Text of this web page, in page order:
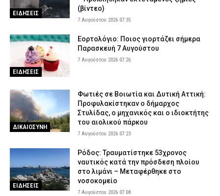
Τμήμα πριν δηλωθεί αγνοούμενη (εικόνα)
ΑΣΤΥΝΟΜΙΑ 6 Αυγούστου 2026 18:15
ΕΙΔΗΣΕΙΣ
(βίντεο)
7 Αυγούστου 2026 07:35
ΕΙΔΗΣΕΙΣ
Εορτολόγιο: Ποιος γιορτάζει σήμερα
Παρασκευή 7 Αυγούστου
7 Αυγούστου 2026 07:26
ΔΙΚΑΙΟΣΥΝΗ
Φωτιές σε Βοιωτία και Δυτική Αττική:
Προφυλακίστηκαν ο δήμαρχος
Στυλίδας, ο μηχανικός και ο ιδιοκτήτης
του αιολικού πάρκου
7 Αυγούστου 2026 07:23
ΕΙΔΗΣΕΙΣ
Ρόδος: Τραυματίστηκε 53χρονος
ναυτικός κατά την πρόσδεση πλοίου
στο λιμάνι – Μεταφέρθηκε στο
νοσοκομείο
7 Αυγούστου 2026 07:08